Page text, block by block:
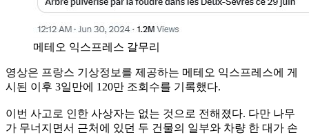
메테오 익스프레스 갈무리
영상은 프랑스 기상정보를 제공하는 메테오 익스프레스에 게
시된 이후 3일만에 120만 조회수를 기록했다.
이번 사고로 인한 사상자는 없는 것으로 전해졌다. 다만 나무
가 무너지면서 근처에 있던 두 건물의 일부와 차량 한 대가 손